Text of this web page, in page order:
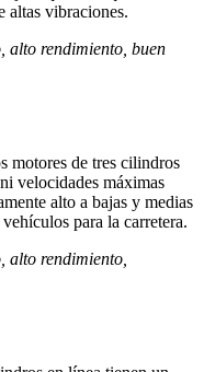
altas vibraciones.
alto rendimiento, buen
motores de tres cilindros
velocidades máximas
alto a bajas y medias
para la carretera.
alto rendimiento,